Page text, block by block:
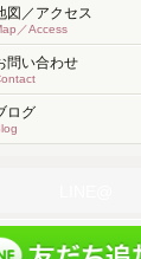
図／アクセス
／Access
問い合わせ
ログ